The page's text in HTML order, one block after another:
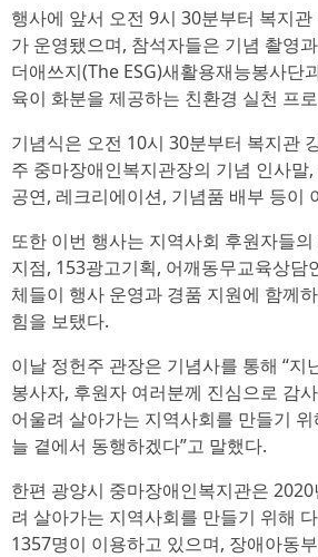
행사에 앞서 오전 9시 30분부터 복지
가 운영됐으며, 참석자들은 기념 촬영
더애쓰지(The ESG)새활용재능봉사단
육이 화분을 제공하는 친환경 실천 프
기념식은 오전 10시 30분부터 복지관
주 중마장애인복지관장의 기념 인사
공연, 레크리에이션, 기념품 배부 등이
또한 이번 행사는 지역사회 후원자들
지점, 153광고기획, 어깨동무교육상
체들이 행사 운영과 경품 지원에 함께
힘을 보탰다.
이날 정헌주 관장은 기념사를 통해 “
봉사자, 후원자 여러분께 진심으로 감
어울려 살아가는 지역사회를 만들기
늘 곁에서 동행하겠다”고 말했다.
한편 광양시 중마장애인복지관은
려 살아가는 지역사회를 만들기 위해
1357명이 이용하고 있으며, 장애아동